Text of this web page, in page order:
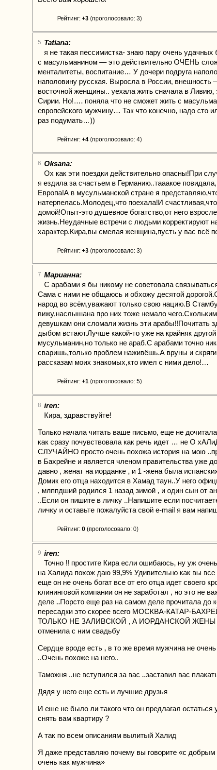
Рейтинг: +3 (проголосовало: 3)
5 Tatiana:
я не такая пессимистка- знаю пару очень удачных
с масульманином — это действительно ОЧЕНЬ
менталитеты, воспитание… У дочери подруга
наполовину русская. Выросла в России, внешность
восточной женщины.. уехала жить сначала в Ливию,
Сирии. Но!…. поняла что не сможет жить с
европейского мужчину… Так что конечно, надо сто
раз подумать…))
Рейтинг: +4 (проголосовало: 4)
6 Oksana:
Ох как эти поездки действительно опасны!При
я ездила за счастьем в Германию..тааакое
Европа!А в мусульманской стране я
натерпелась.Молодец,что поехала!И
домой!Опыт-это душевное богатство,от него
жизнь.Неудачные встречи с людьми корректируют
характер.Кира,вы смелая женщина,пусть у вас всё
Рейтинг: +3 (проголосовало: 3)
7 Марианна:
С арабами я бы никому не советовала
Сама с ними не общаюсь и обхожу десятой
народ во всём,уважают только свою нацию.В
вижу,наслышана про них тоже немало
девушкам они сломали жизнь эти арабы!!Почитать
дыбом встают.Лучше какой-то уже на крайняк другой
мусульманин,но только не араб.С арабами точно
сваришь,только проблем наживёшь.А вруны и
рассказам моих знакомых,кто имел с ними дело!…
Рейтинг: +1 (проголосовало: 5)
8 iren:
Кира, здравствуйте!
Только начала читать ваше письмо, еще не
как сразу почувствовала как речь идет … не О
СЛУЧАЙНО просто очень похожа история на мою
в Бахрейне и является членом правительства уже
давно , женат на иорданке , и 1 -жена была
Домик его отца находится в Хамад таун..У него
, млппдший родился 1 назад зимой , и один сын от
..Если он пишите в личку ..Напишите если
личку и оставьте пожалуйста свой e-mail я вам
Рейтинг: 0 (проголосовало: 0)
9 iren:
Точно !! простите Кира если ошибаюсь, ну уж
на Халида похож даю 99,9% Удивительно как вы
еще он не очень богат все от его отца идет своего
клининговой компании он не заработал , но это не
деле ..Порсто еще раз на самом деле прочитала до
пересадки это скорее всего МОСКВА-КАТАР-
ТОЛЬКО НЕ ЗАЛИВСКОЙ , А ИОРДАНСКОЙ ЖЕНЫ ,
отменила с ним свадьбу
Сердце вроде есть , в то же время мужчина не
..Очень похоже на него..
Таможня ..не вступился за вас ..заставил вас
Дядя у него еще есть и лучшие друзья
И еше не было ли такого что он предлагал остаться
снять вам квартиру ?
А так по всем описаниям вылитый Халид
Я даже представляю почему вы говорите «с
очень как мужчина»